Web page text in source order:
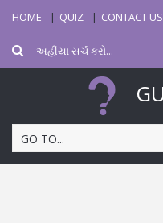
HOME QUIZ CONTACT US
GO TO...